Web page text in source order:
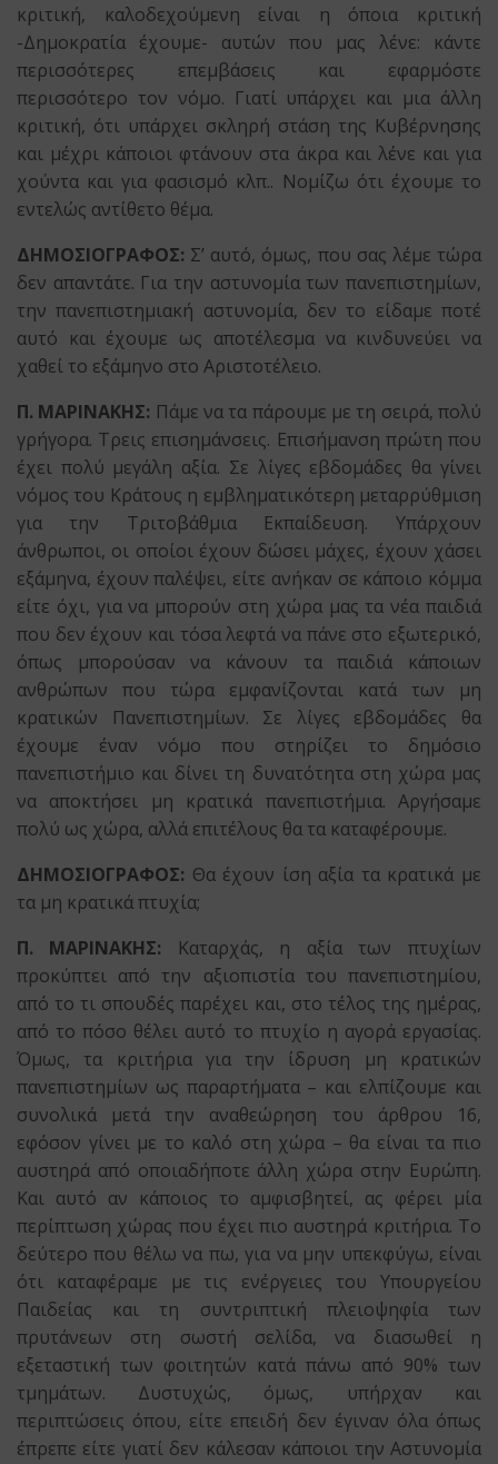
κριτική, καλοδεχούμενη είναι η όποια κριτική
-Δημοκρατία έχουμε- αυτών που μας λένε: κάντε
περισσότερες επεμβάσεις και εφαρμόστε
περισσότερο τον νόμο. Γιατί υπάρχει και μια άλλη
κριτική, ότι υπάρχει σκληρή στάση της Κυβέρνησης
και μέχρι κάποιοι φτάνουν στα άκρα και λένε και για
χούντα και για φασισμό κλπ.. Νομίζω ότι έχουμε το
εντελώς αντίθετο θέμα.
ΔΗΜΟΣΙΟΓΡΑΦΟΣ: Σ’ αυτό, όμως, που σας λέμε τώρα
δεν απαντάτε. Για την αστυνομία των πανεπιστημίων,
την πανεπιστημιακή αστυνομία, δεν το είδαμε ποτέ
αυτό και έχουμε ως αποτέλεσμα να κινδυνεύει να
χαθεί το εξάμηνο στο Αριστοτέλειο.
Π. ΜΑΡΙΝΑΚΗΣ: Πάμε να τα πάρουμε με τη σειρά, πολύ
γρήγορα. Τρεις επισημάνσεις. Επισήμανση πρώτη που
έχει πολύ μεγάλη αξία. Σε λίγες εβδομάδες θα γίνει
νόμος του Κράτους η εμβληματικότερη μεταρρύθμιση
για την Τριτοβάθμια Εκπαίδευση. Υπάρχουν
άνθρωποι, οι οποίοι έχουν δώσει μάχες, έχουν χάσει
εξάμηνα, έχουν παλέψει, είτε ανήκαν σε κάποιο κόμμα
είτε όχι, για να μπορούν στη χώρα μας τα νέα παιδιά
που δεν έχουν και τόσα λεφτά να πάνε στο εξωτερικό,
όπως μπορούσαν να κάνουν τα παιδιά κάποιων
ανθρώπων που τώρα εμφανίζονται κατά των μη
κρατικών Πανεπιστημίων. Σε λίγες εβδομάδες θα
έχουμε έναν νόμο που στηρίζει το δημόσιο
πανεπιστήμιο και δίνει τη δυνατότητα στη χώρα μας
να αποκτήσει μη κρατικά πανεπιστήμια. Αργήσαμε
πολύ ως χώρα, αλλά επιτέλους θα τα καταφέρουμε.
ΔΗΜΟΣΙΟΓΡΑΦΟΣ: Θα έχουν ίση αξία τα κρατικά με
τα μη κρατικά πτυχία;
Π. ΜΑΡΙΝΑΚΗΣ: Καταρχάς, η αξία των πτυχίων
προκύπτει από την αξιοπιστία του πανεπιστημίου,
από το τι σπουδές παρέχει και, στο τέλος της ημέρας,
από το πόσο θέλει αυτό το πτυχίο η αγορά εργασίας.
Όμως, τα κριτήρια για την ίδρυση μη κρατικών
πανεπιστημίων ως παραρτήματα – και ελπίζουμε και
συνολικά μετά την αναθεώρηση του άρθρου 16,
εφόσον γίνει με το καλό στη χώρα – θα είναι τα πιο
αυστηρά από οποιαδήποτε άλλη χώρα στην Ευρώπη.
Και αυτό αν κάποιος το αμφισβητεί, ας φέρει μία
περίπτωση χώρας που έχει πιο αυστηρά κριτήρια. Το
δεύτερο που θέλω να πω, για να μην υπεκφύγω, είναι
ότι καταφέραμε με τις ενέργειες του Υπουργείου
Παιδείας και τη συντριπτική πλειοψηφία των
πρυτάνεων στη σωστή σελίδα, να διασωθεί η
εξεταστική των φοιτητών κατά πάνω από 90% των
τμημάτων. Δυστυχώς, όμως, υπήρχαν και
περιπτώσεις όπου, είτε επειδή δεν έγιναν όλα όπως
έπρεπε είτε γιατί δεν κάλεσαν κάποιοι την Αστυνομία